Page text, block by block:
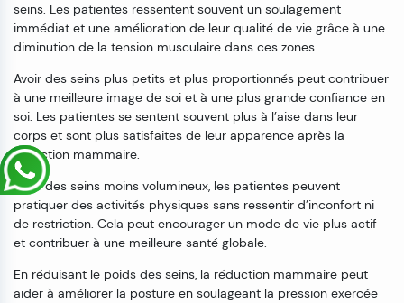
seins. Les patientes ressentent souvent un soulagement
immédiat et une amélioration de leur qualité de vie grâce à une
diminution de la tension musculaire dans ces zones.
Avoir des seins plus petits et plus proportionnés peut contribuer
à une meilleure image de soi et à une plus grande confiance en
soi. Les patientes se sentent souvent plus à l’aise dans leur
corps et sont plus satisfaites de leur apparence après la
réduction mammaire.
Avec des seins moins volumineux, les patientes peuvent
pratiquer des activités physiques sans ressentir d’inconfort ni
de restriction. Cela peut encourager un mode de vie plus actif
et contribuer à une meilleure santé globale.
En réduisant le poids des seins, la réduction mammaire peut
aider à améliorer la posture en soulageant la pression exercée